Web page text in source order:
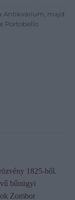
Antikvárium, majd
Portobello